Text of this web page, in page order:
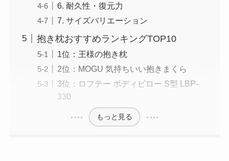
6. 耐久性・復元力
7. サイズバリエーション
抱き枕おすすめランキングTOP10
1位：王様の抱き枕
2位：MOGU 気持ちいい抱きまくら
3位：ロフテー ボディピロー S型 LBP-
330
もっと見る